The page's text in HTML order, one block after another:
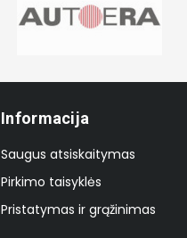
Informacija
Saugus atsiskaitymas
Pirkimo taisyklės
Pristatymas ir grąžinimas